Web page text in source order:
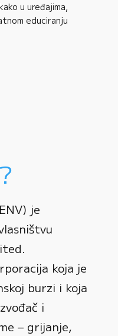
u uređajima,
educiranju
je
koja je
burzi i koja
i
– grijanje,